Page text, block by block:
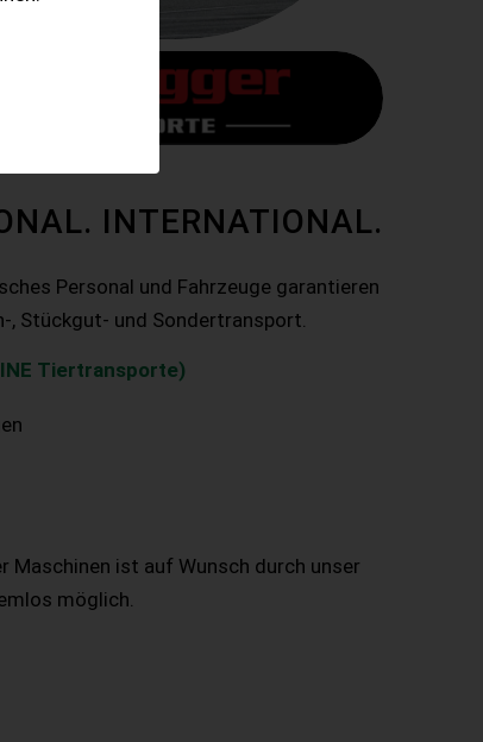
INTERNATIONAL.
Personal und Fahrzeuge garantieren
Stückgut- und Sondertransport.
Tiertransporte)
Maschinen ist auf Wunsch durch unser
möglich.